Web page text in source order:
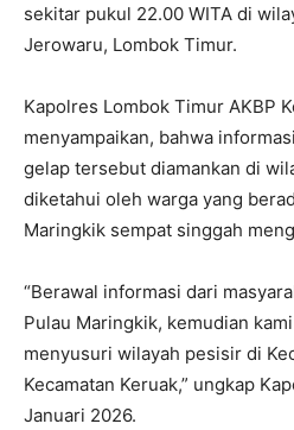
sekitar pukul 22.00 WITA di
Jerowaru, Lombok Timur.
Kapolres Lombok Timur AKBP
menyampaikan, bahwa
gelap tersebut diamankan di
diketahui oleh warga yang
Maringkik sempat singgah
“Berawal informasi dari
Pulau Maringkik, kemudian
menyusuri wilayah pesisir di
Kecamatan Keruak,” ungkap
Januari 2026.